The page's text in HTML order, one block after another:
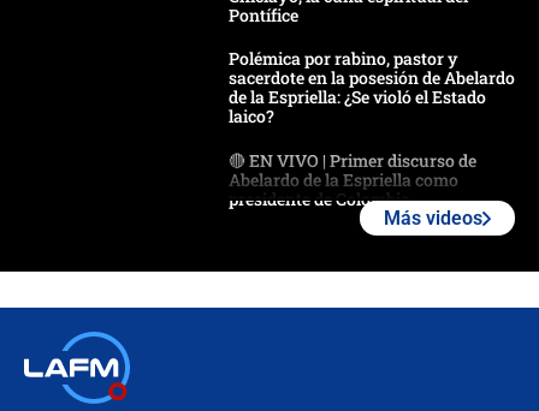
Pontífice
Polémica por rabino, pastor y
sacerdote en la posesión de Abelardo
de la Espriella: ¿Se violó el Estado
laico?
🔴 EN VIVO | Primer discurso de
Abelardo de la Espriella como
presidente de Colombia
Más videos